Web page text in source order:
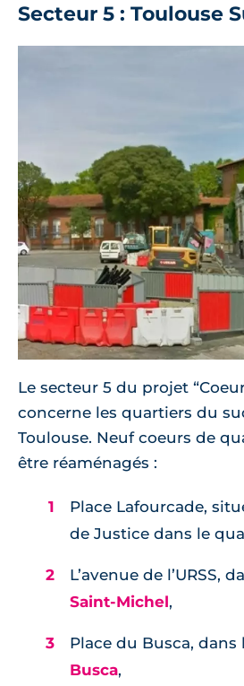
Secteur 5 : Toulouse
Le secteur 5 du projet
concerne les quartiers du
Toulouse. Neuf coeurs de
être réaménagés :
Place Lafourcade,
de Justice dans le
L’avenue de l’URSS,
Saint-Michel,
Place du Busca,
Busca,